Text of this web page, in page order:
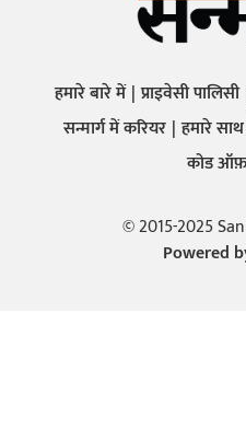
हमारे बारे में प्राइवेसी पालिसी
सन्मार्ग में करियर हमारे साथ
कोड
© 2015-2025
Powered